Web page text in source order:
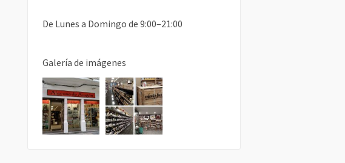
De Lunes a Domingo de 9:00–21:00
Galería de imágenes